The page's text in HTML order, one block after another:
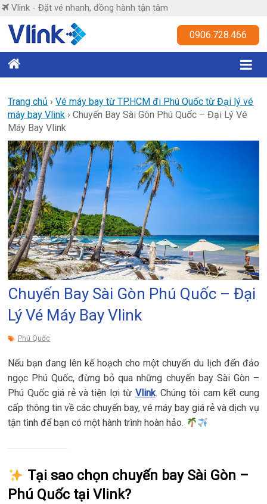
Skip
content
Vlink - Đặt vé nhanh, đồng hành tận tâm
Vlink
nhanh,
đồng
hành
tận
tâm
0906.728.466
Trang chủ ›Vé máy bay từ TP.HCM đi Phú Quốc từ Đại lý vé
máy bay Vlink ›Chuyến Bay Sài Gòn Phú Quốc – Đại Lý Vé
Máy Bay Vlink
Chuyến Bay Sài Gòn Phú Quốc – Đại
Lý Vé Máy Bay Vlink
Phú Quốc
Nếu bạn đang lên kế hoạch cho một chuyến du lịch đến đảo
ngọc Phú Quốc, đừng bỏ qua những chuyến bay Sài Gòn –
Phú Quốc giá rẻ và tiện lợi từ Vlink. Chúng tôi cam kết cung
cấp thông tin về các chuyến bay, vé máy bay giá rẻ và dịch vụ
tận tình để bạn có một hành trình hoàn hảo.
Tại sao chọn chuyến bay Sài Gòn –
Phú Quốc tại Vlink?